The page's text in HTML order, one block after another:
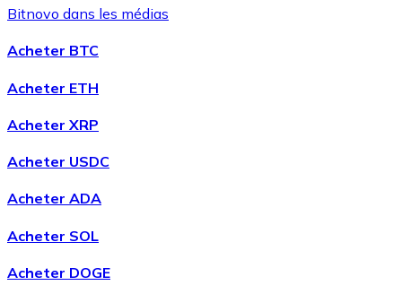
Acheter Chainlink
LINK
Bitnovo dans les médias
Acheter BTC
Acheter ETH
Acheter XRP
Acheter USDC
Acheter ADA
Acheter SOL
Acheter DOGE